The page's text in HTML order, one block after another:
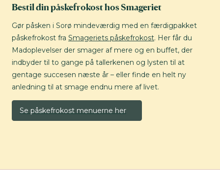
Bestil din påskefrokost hos Smageriet
Gør påsken i Sorø mindeværdig med en færdigpakket
påskefrokost fra Smageriets påskefrokost. Her får du
Madoplevelser der smager af mere og en buffet, der
indbyder til to gange på tallerkenen og lysten til at
gentage succesen næste år – eller finde en helt ny
anledning til at smage endnu mere af livet.
Se påskefrokost menuerne her